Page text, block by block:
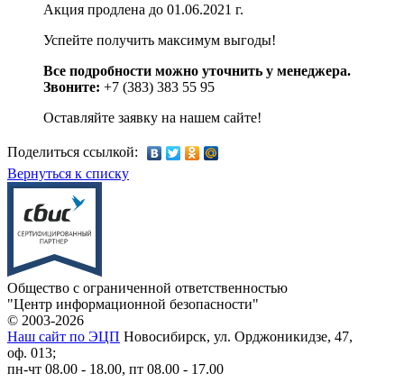
Акция продлена до 01.06.2021 г.
Успейте получить максимум выгоды!
Все подробности можно уточнить у менеджера.
Звоните: +7 (383) 383 55 95
Оставляйте заявку на нашем сайте!
Поделиться ссылкой:
Вернуться к списку
Общество с ограниченной ответственностью
"Центр информационной безопасности"
© 2003-2026
Наш сайт по ЭЦП Новосибирск, ул. Орджоникидзе, 47,
оф. 013;
пн-чт 08.00 - 18.00, пт 08.00 - 17.00